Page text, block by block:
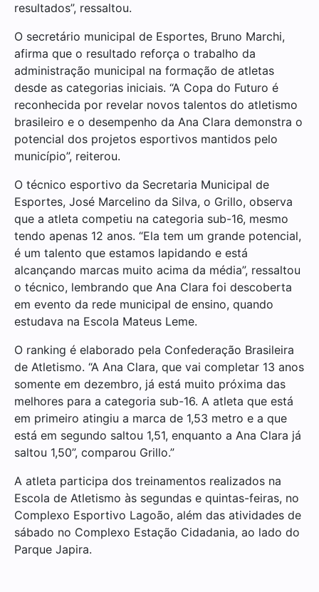
resultados”, ressaltou.
O secretário municipal de Esportes, Bruno Marchi,
afirma que o resultado reforça o trabalho da
administração municipal na formação de atletas
desde as categorias iniciais. “A Copa do Futuro é
reconhecida por revelar novos talentos do atletismo
brasileiro e o desempenho da Ana Clara demonstra o
potencial dos projetos esportivos mantidos pelo
município”, reiterou.
O técnico esportivo da Secretaria Municipal de
Esportes, José Marcelino da Silva, o Grillo, observa
que a atleta competiu na categoria sub-16, mesmo
tendo apenas 12 anos. “Ela tem um grande potencial,
é um talento que estamos lapidando e está
alcançando marcas muito acima da média”, ressaltou
o técnico, lembrando que Ana Clara foi descoberta
em evento da rede municipal de ensino, quando
estudava na Escola Mateus Leme.
O ranking é elaborado pela Confederação Brasileira
de Atletismo. “A Ana Clara, que vai completar 13 anos
somente em dezembro, já está muito próxima das
melhores para a categoria sub-16. A atleta que está
em primeiro atingiu a marca de 1,53 metro e a que
está em segundo saltou 1,51, enquanto a Ana Clara já
saltou 1,50”, comparou Grillo.”
A atleta participa dos treinamentos realizados na
Escola de Atletismo às segundas e quintas-feiras, no
Complexo Esportivo Lagoão, além das atividades de
sábado no Complexo Estação Cidadania, ao lado do
Parque Japira.